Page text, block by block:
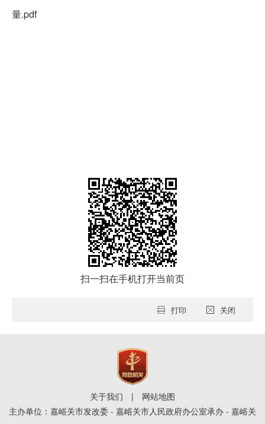
量.pdf
扫一扫在手机打开当前页
打印 关闭
关于我们 |
网站地图
主办单位：嘉峪关市发改委 - 嘉峪关市人民政府办公室承办 - 嘉峪关